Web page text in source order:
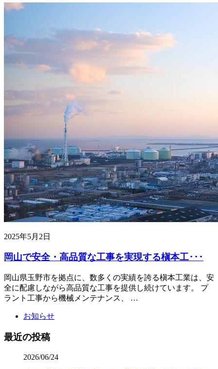
2025年5月2日
岡山で安全・高品質な工事を実現する槇本工･･･
岡山県玉野市を拠点に、数多くの実績を誇る槇本工業は、安
全に配慮しながら高品質な工事を提供し続けています。 プ
ラント工事から機械メンテナンス、 …
お知らせ
最近の投稿
2026/06/24